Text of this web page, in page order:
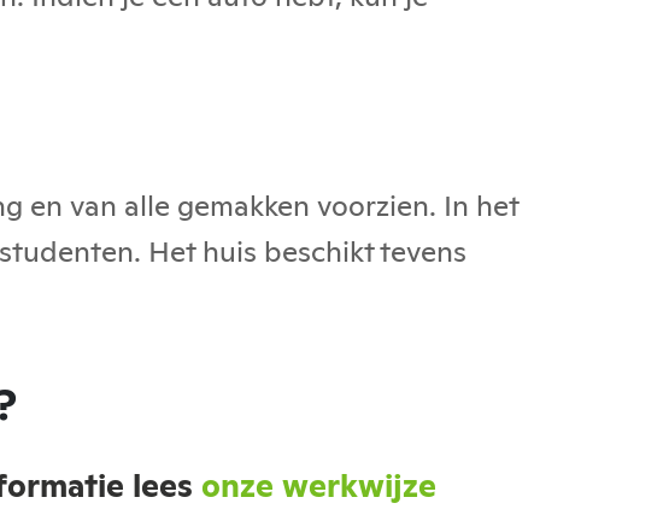
en van alle gemakken voorzien. In het
Het huis beschikt tevens
lees onze werkwijze